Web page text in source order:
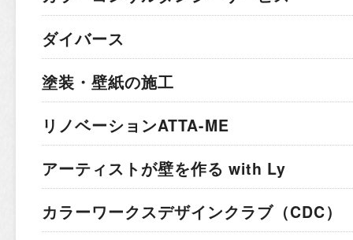
ダイバース
塗装・壁紙の施工
リノベーションATTA-ME
アーティストが壁を作る with Ly
カラーワークスデザインクラブ（CDC）